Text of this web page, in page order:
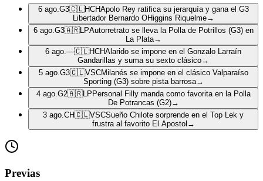
6 ago. G3🇨🇱HCHApolo Rey ratifica su jerarquía y gana el G3
Libertador Bernardo OHiggins Riquelme→
6 ago. G3🇦🇷LPAutorretrato se lleva la Polla de Potrillos (G3) en
La Plata→
6 ago. —🇨🇱HCHAlarido se impone en el Gonzalo Larraín
Gandarillas y suma su sexto clásico→
5 ago. G3🇨🇱VSCMilanés se impone en el clásico Valparaíso
Sporting (G3) sobre pista barrosa→
4 ago. G2🇦🇷LP Personal Filly manda como favorita en la Polla
De Potrancas (G2)→
3 ago. CH🇨🇱VSCSueño Chilote sorprende en el Top Lek y
frustra al favorito El Apostol →
Previas